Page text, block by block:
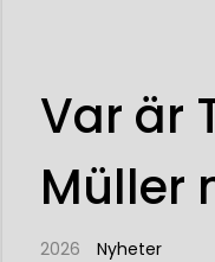
Var är
Müller
2026 Nyheter